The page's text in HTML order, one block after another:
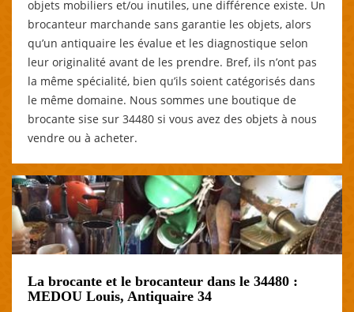
objets mobiliers et/ou inutiles, une différence existe. Un
brocanteur marchande sans garantie les objets, alors
qu’un antiquaire les évalue et les diagnostique selon
leur originalité avant de les prendre. Bref, ils n’ont pas
la même spécialité, bien qu’ils soient catégorisés dans
le même domaine. Nous sommes une boutique de
brocante sise sur 34480 si vous avez des objets à nous
vendre ou à acheter.
La brocante et le brocanteur dans le 34480 :
MEDOU Louis, Antiquaire 34